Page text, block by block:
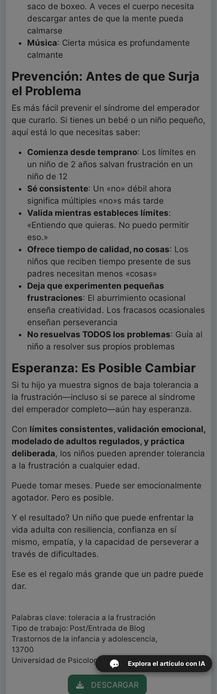
saco de boxeo. A veces el cuerpo necesita
descargar antes de que la mente pueda
calmarse
Música: Cierta música es profundamente
calmante
Prevención: Antes de que Surja
el Problema
Es más fácil prevenir el síndrome del emperador
que curarlo. Si tienes un bebé o un niño pequeño,
aquí está lo que necesitas saber:
Comienza desde temprano: Los límites en
un niño de 2 años salvan frustración en un
niño de 12
Sé consistente: Un «no» débil ahora
significa múltiples «no»s más tarde
Valida mientras estableces límites:
«Entiendo que quieras. No puedo permitir
eso.»
Ofrece tiempo de calidad, no cosas: Los
niños que reciben tiempo presente de sus
padres necesitan menos «cosas»
Deja que experimenten pequeñas
frustraciones: El aburrimiento ocasional
enseña creatividad. Los fracasos ocasionales
enseñan perseverancia
No resuelvas TODOS los problemas: Guía al
niño a resolver sus propios problemas
Esperanza: Es Posible Cambiar
Si tu hijo ya muestra signos de baja tolerancia a
la frustración—incluso si se parece al síndrome
del emperador completo—aún hay esperanza.
Con límites consistentes, validación emocional,
modelado de adultos regulados, y práctica
deliberada, los niños pueden aprender tolerancia
a la frustración a cualquier edad.
Puede tomar meses. Puede ser emocionalmente
agotador. Pero es posible.
Y el resultado? Un niño que puede enfrentar la
vida adulta con resiliencia, confianza en sí
mismo, empatía, y la capacidad de perseverar a
través de dificultades.
Ese es el regalo más grande que un padre puede
dar.
Palabras clave: toleracia a la frustración
Tipo de trabajo: Post/Entrada de Blog
Trastornos de la infancia y adolescencia,
13700
Universidad de Psicología de Salamanca
DESCARGAR
Explora el artículo con IA